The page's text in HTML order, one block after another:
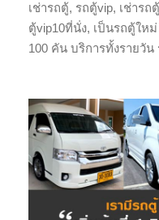
เช่ารถตู้, รถตู้vip, เช่าร
ตู้vip10ที่นั่ง, เป็นรถตู้ให
100 คัน บริการทั้งรายวั